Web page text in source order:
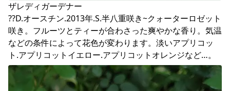
ザレディガーデナー
??D.オースチン.2013年.S.半八重咲き~クォーターロゼット
咲き。フルーツとティーが合わさった爽やかな香り。気温
などの条件によって花色が変わります。淡いアプリコッ
ト.アプリコットイエロー.アプリコットオレンジなど…。